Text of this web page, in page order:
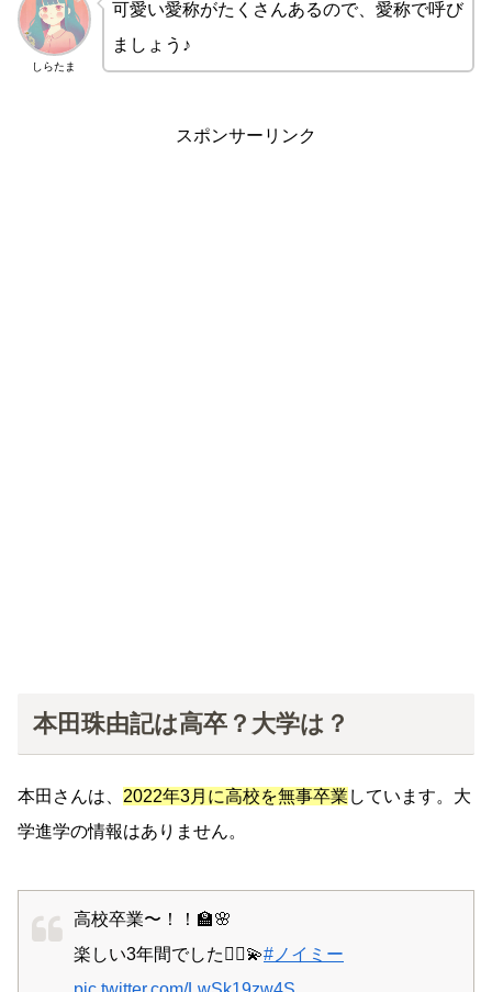
しらたま
可愛い愛称がたくさんあるので、愛称で呼び
ましょう♪
スポンサーリンク
本田珠由記は高卒？大学は？
本田さんは、 2022年3月に高校を無事卒業 しています。大
学進学の情報はありません。
高校卒業〜！！🏫🌸
楽しい3年間でした🧞‍♀️💫#ノイミー